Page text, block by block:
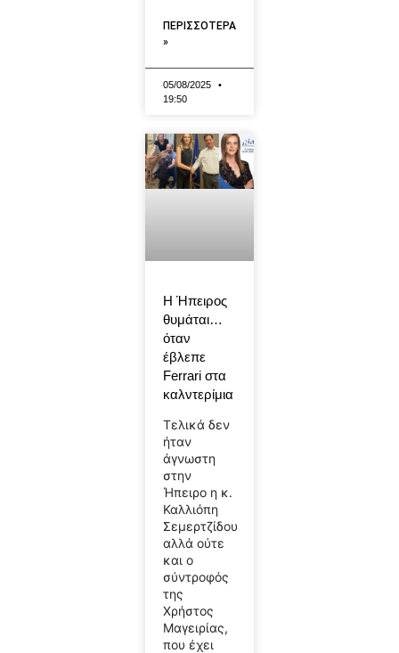
ΠΕΡΙΣΣΟΤΕΡΑ
»
05/08/2025
19:50
Η Ήπειρος
θυμάται…
όταν
έβλεπε
Ferrari στα
καλντερίμια
Τελικά δεν
ήταν
άγνωστη
στην
Ήπειρο η κ.
Καλλιόπη
Σεμερτζίδου
αλλά ούτε
και ο
σύντροφός
της
Χρήστος
Μαγειρίας,
που έχει